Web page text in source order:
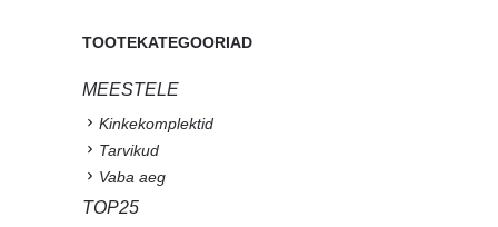
TOOTEKATEGOORIAD
MEESTELE
Kinkekomplektid
Tarvikud
Vaba aeg
TOP25